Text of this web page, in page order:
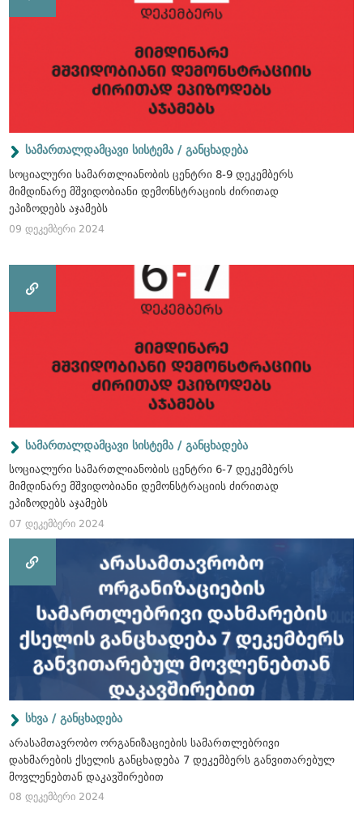
სამართალდამცავი სისტემა / განცხადება
სოციალური სამართლიანობის ცენტრი 8-9 დეკემბერს
მიმდინარე მშვიდობიანი დემონსტრაციის ძირითად
ეპიზოდებს აჯამებს
09 დეკემბერი 2024
სამართალდამცავი სისტემა / განცხადება
სოციალური სამართლიანობის ცენტრი 6-7 დეკემბერს
მიმდინარე მშვიდობიანი დემონსტრაციის ძირითად
ეპიზოდებს აჯამებს
07 დეკემბერი 2024
სხვა / განცხადება
არასამთავრობო ორგანიზაციების სამართლებრივი
დახმარების ქსელის განცხადება 7 დეკემბერს განვითარებულ
მოვლენებთან დაკავშირებით
08 დეკემბერი 2024